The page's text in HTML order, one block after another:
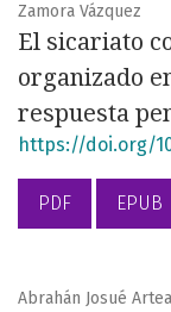
Zamora Vázquez
El sicariato
organizado
respuesta
https://doi.org/
PDF EPUB
Abrahán Josué